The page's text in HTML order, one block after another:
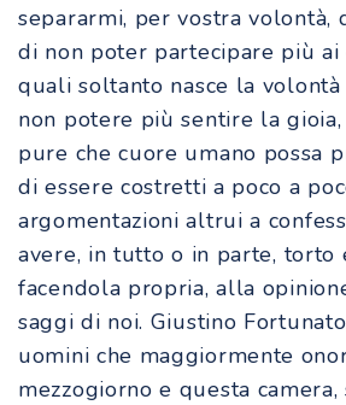
separarmi, per vostra volontà,
di non poter partecipare più
quali soltanto nasce la volontà
non potere più sentire la
pure che cuore umano possa
di essere costretti a poco a
argomentazioni altrui a
avere, in tutto o in parte, torto
facendola propria, alla
saggi di noi. Giustino
uomini che maggiormente
mezzogiorno e questa camera,